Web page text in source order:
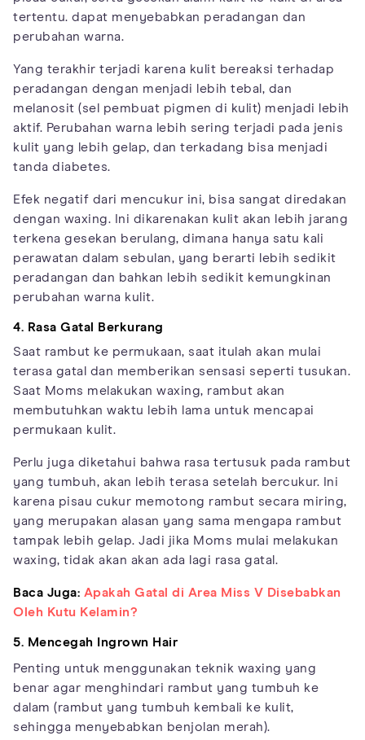
tertentu. dapat menyebabkan peradangan dan
perubahan warna.
Yang terakhir terjadi karena kulit bereaksi terhadap
peradangan dengan menjadi lebih tebal, dan
melanosit (sel pembuat pigmen di kulit) menjadi lebih
aktif. Perubahan warna lebih sering terjadi pada jenis
kulit yang lebih gelap, dan terkadang bisa menjadi
tanda diabetes.
Efek negatif dari mencukur ini, bisa sangat diredakan
dengan waxing. Ini dikarenakan kulit akan lebih jarang
terkena gesekan berulang, dimana hanya satu kali
perawatan dalam sebulan, yang berarti lebih sedikit
peradangan dan bahkan lebih sedikit kemungkinan
perubahan warna kulit.
4. Rasa Gatal Berkurang
Saat rambut ke permukaan, saat itulah akan mulai
terasa gatal dan memberikan sensasi seperti tusukan.
Saat Moms melakukan waxing, rambut akan
membutuhkan waktu lebih lama untuk mencapai
permukaan kulit.
Perlu juga diketahui bahwa rasa tertusuk pada rambut
yang tumbuh, akan lebih terasa setelah bercukur. Ini
karena pisau cukur memotong rambut secara miring,
yang merupakan alasan yang sama mengapa rambut
tampak lebih gelap. Jadi jika Moms mulai melakukan
waxing, tidak akan akan ada lagi rasa gatal.
Baca Juga: Apakah Gatal di Area Miss V Disebabkan
Oleh Kutu Kelamin?
5. Mencegah Ingrown Hair
Penting untuk menggunakan teknik waxing yang
benar agar menghindari rambut yang tumbuh ke
dalam (rambut yang tumbuh kembali ke kulit,
sehingga menyebabkan benjolan merah).